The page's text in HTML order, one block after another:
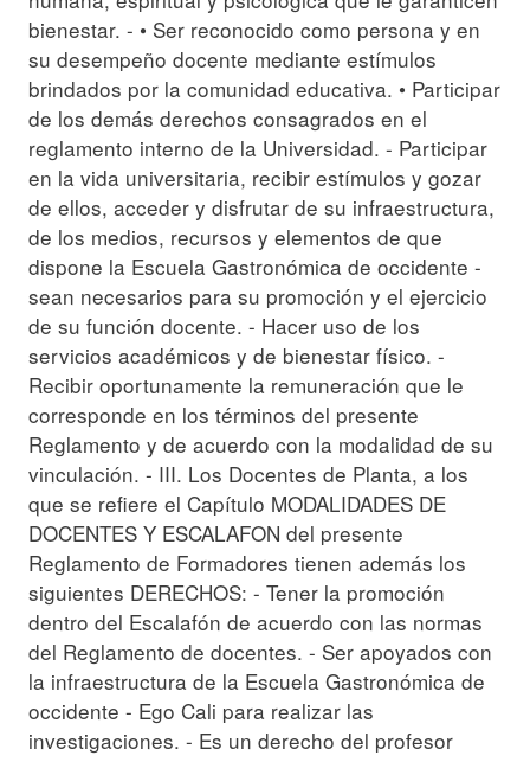
bienestar. - • Ser reconocido como persona y en
su desempeño docente mediante estímulos
brindados por la comunidad educativa. • Participar
de los demás derechos consagrados en el
reglamento interno de la Universidad. - Participar
en la vida universitaria, recibir estímulos y gozar
de ellos, acceder y disfrutar de su infraestructura,
de los medios, recursos y elementos de que
dispone la Escuela Gastronómica de occidente -
sean necesarios para su promoción y el ejercicio
de su función docente. - Hacer uso de los
servicios académicos y de bienestar físico. -
Recibir oportunamente la remuneración que le
corresponde en los términos del presente
Reglamento y de acuerdo con la modalidad de su
vinculación. - III. Los Docentes de Planta, a los
que se refiere el Capítulo MODALIDADES DE
DOCENTES Y ESCALAFON del presente
Reglamento de Formadores tienen además los
siguientes DERECHOS: - Tener la promoción
dentro del Escalafón de acuerdo con las normas
del Reglamento de docentes. - Ser apoyados con
la infraestructura de la Escuela Gastronómica de
occidente - Ego Cali para realizar las
investigaciones. - Es un derecho del profesor